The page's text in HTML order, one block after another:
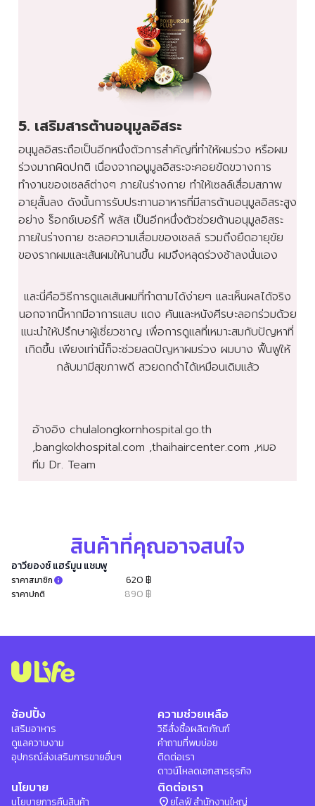
5. เสริมสารต้านอนุมูลอิสระ
อนุมูลอิสระถือเป็นอีกหนึ่งตัวการสำคัญที่ทำให้ผมร่วง หรือผม
ร่วงมากผิดปกติ เนื่องจากอนูมูลอิสระจะคอยขัดขวางการ
ทำงานของเซลล์ต่างๆ ภายในร่างกาย ทำให้เซลล์เสื่อมสภาพ
อายุสั้นลง ดังนั้นการรับประทานอาหารที่มีสารต้านอนุมูลอิสระสูง
อย่าง ร็อกซ์เบอร์กี้ พลัส เป็นอีกหนึ่งตัวช่วยต้านอนุมูลอิสระ
ภายในร่างกาย ชะลอความเสื่อมของเซลล์ รวมถึงยืดอายุขัย
ของรากผมและเส้นผมให้นานขึ้น ผมจึงหลุดร่วงช้าลงนั่นเอง
และนี่คือวิธีการดูแลเส้นผมที่ทำตามได้ง่ายๆ และเห็นผลได้จริง
นอกจากนี้หากมีอาการแสบ แดง คันและหนังศีรษะลอกร่วมด้วย
แนะนำให้ปรึกษาผู้เชี่ยวชาญ เพื่อการดูแลที่เหมาะสมกับปัญหาที่
เกิดขึ้น เพียงเท่านี้ก็จะช่วยลดปัญหาผมร่วง ผมบาง ฟื้นฟูให้
กลับมามีสุขภาพดี สวยดกดำได้เหมือนเดิมแล้ว
อ้างอิง chulalongkornhospital.go.th
,bangkokhospital.com ,thaihaircenter.com ,หมอ
ทีม Dr. Team
สินค้าที่คุณอาจสนใจ
อาวียองซ์ แฮร์มูน แชมพู
ราคาสมาชิก 620 ฿
ราคาปกติ 890 ฿
ช้อปปิ้ง
เสริมอาหาร
ดูแลความงาม
อุปกรณ์ส่งเสริมการขายอื่นๆ
ความช่วยเหลือ
วิธีสั่งซื้อผลิตภัณฑ์
คำถามที่พบบ่อย
ติดต่อเรา
ดาวน์โหลดเอกสารธุรกิจ
นโยบาย
นโยบายการคืนสินค้า
ติดต่อเรา
location_onยูไลฟ์ สำนักงานใหญ่